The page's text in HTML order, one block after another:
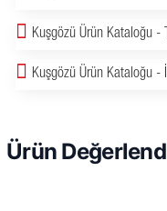
Kuşgözü Ürün Kataloğu -
Kuşgözü Ürün Kataloğu -
Ürün